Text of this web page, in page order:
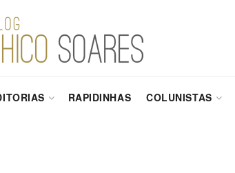
RAPIDINHAS COLUNISTAS